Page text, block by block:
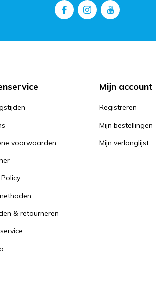
voorwaarden
& retourneren
Mijn account
Registreren
Mijn bestellingen
Mijn verlanglijst